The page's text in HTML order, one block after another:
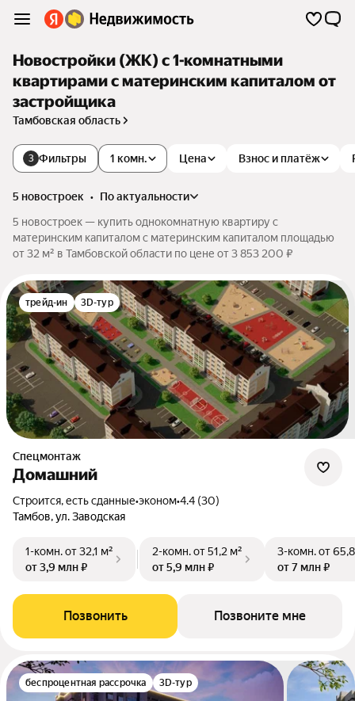
Новостройки (ЖК) с 1-комнатными
квартирами с материнским капиталом от
застройщика
Тамбовская область
3 Фильтры Цена Взнос и платёж
1 комн.
5 новостроек •
по актуальности
5 новостроек — купить однокомнатную квартиру с
материнским капиталом с материнским капиталом площадью
от 32 м² в Тамбовской области по цене от 3 853 200 ₽
трейд-ин 3D-тур
Спецмонтаж
Домашний
Строится, есть сданные•эконом•4.4 (30)
Тамбов, ул. Заводская
1-комн.от 32,1 м²
от 3,9 млн ₽
2-комн.от 51,2 м²
от 5,9 млн ₽
3-комн.от
от 7 млн ₽
Позвонить Позвоните мне
беспроцентная рассрочка 3D-тур